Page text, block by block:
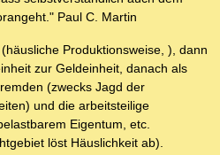
Paul C. Martin
Produktionsweise, ), dann
zur Geldeinheit, danach als
(zwecks Jagd der
und die arbeitsteilige
Eigentum, etc.
löst Häuslichkeit ab).